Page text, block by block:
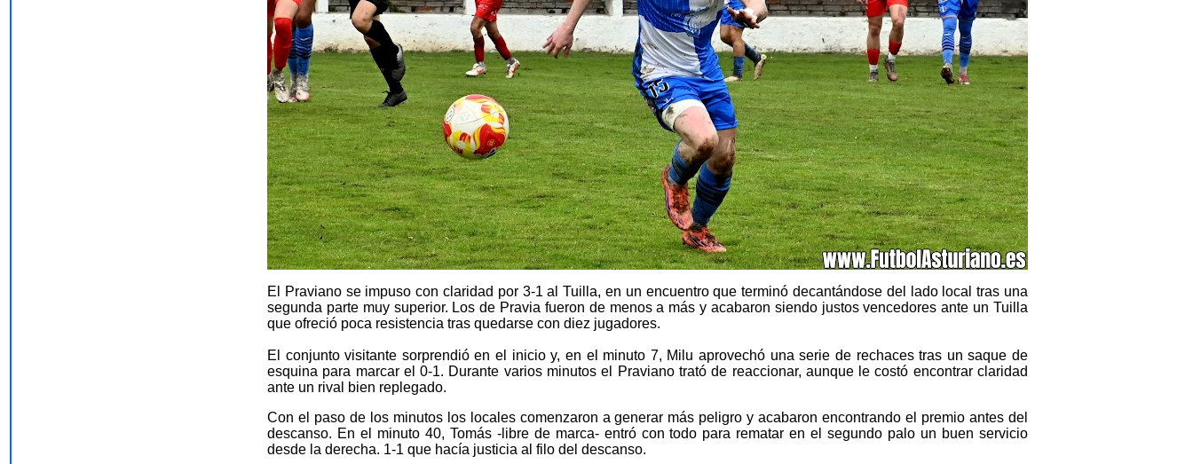
El Praviano se impuso con claridad por 3-1 al Tuilla, en un encuentro que terminó decantándose del lado local tras una
segunda parte muy superior. Los de Pravia fueron de menos a más y acabaron siendo justos vencedores ante un Tuilla
que ofreció poca resistencia tras quedarse con diez jugadores.
El conjunto visitante sorprendió en el inicio y, en el minuto 7, Milu aprovechó una serie de rechaces tras un saque de
esquina para marcar el 0-1. Durante varios minutos el Praviano trató de reaccionar, aunque le costó encontrar claridad
ante un rival bien replegado.
Con el paso de los minutos los locales comenzaron a generar más peligro y acabaron encontrando el premio antes del
descanso. En el minuto 40, Tomás -libre de marca- entró con todo para rematar en el segundo palo un buen servicio
desde la derecha. 1-1 que hacía justicia al filo del descanso.